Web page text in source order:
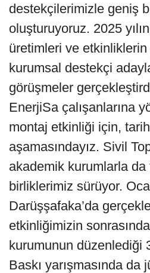
destekçilerimizle geniş
oluşturuyoruz. 2025
üretimleri ve etkinliklerin
kurumsal destekçi
görüşmeler
EnerjiSa çalışanlarına
montaj etkinliği için,
aşamasındayız. Sivil
akademik kurumlarla da
birliklerimiz sürüyor.
Darüşşafaka’da
etkinliğimizin
kurumunun düzenlediği
Baskı yarışmasında